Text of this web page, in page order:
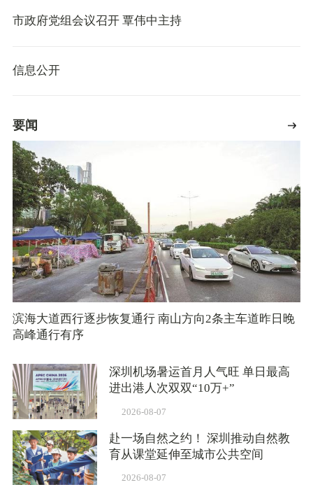
市政府党组会议召开 覃伟中主持
信息公开
要闻
滨海大道西行逐步恢复通行 南山方向2条主车道昨日晚
高峰通行有序
深圳机场暑运首月人气旺 单日最高
进出港人次双双“10万+”
2026-08-07
赴一场自然之约！ 深圳推动自然教
育从课堂延伸至城市公共空间
2026-08-07